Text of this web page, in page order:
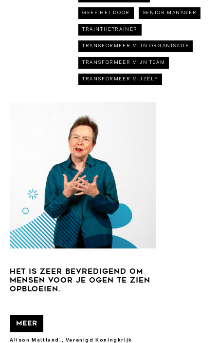
GEEF HET DOOR SENIOR MANAGER
TRAINTHETRAINER
TRANSFORMEER MIJN ORGANISATIE
TRANSFORMEER MIJN TEAM
TRANSFORMEER MIJZELF
HET IS ZEER BEVREDIGEND OM
MENSEN VOOR JE OGEN TE ZIEN
OPBLOEIEN.
Meer
Alison Maitland., Verenigd Koningkrijk